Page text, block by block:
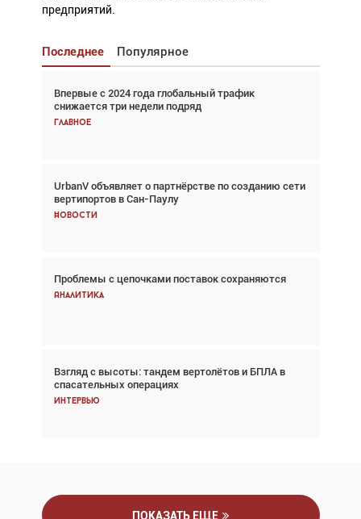
предприятий.
Последнее Популярное
Впервые с 2024 года глобальный трафик
снижается три недели подряд
Главное
UrbanV объявляет о партнёрстве по созданию сети
вертипортов в Сан-Паулу
Новости
Проблемы с цепочками поставок сохраняются
Аналитика
Взгляд с высоты: тандем вертолётов и БПЛА в
спасательных операциях
Интервью
Взгляд с высоты: тандем вертолётов и БПЛА в
спасательных операциях
Главное
Авиационный фотограф Дэйв Кох: «Фотография
говорит сама за себя... а ИИ всё портит»
Новости
Впервые с 2024 года глобальный трафик
снижается три недели подряд
Частный самолёт – это актив. Подходите к
покупке соответствующим образом
Интервью
ПОКАЗАТЬ ЕЩЕ